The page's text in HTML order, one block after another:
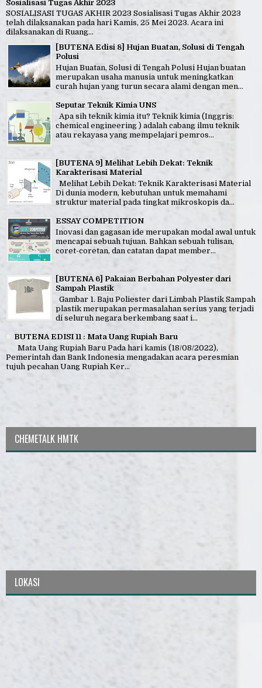
Sosialisasi Tugas Akhir 2023
SOSIALISASI TUGAS AKHIR 2023 Sosialisasi Tugas Akhir 2023
telah dilaksanakan pada hari Kamis, 25 Mei 2023. Acara ini
dilaksanakan di Ruang...
[BUTENA Edisi 8] Hujan Buatan, Solusi di Tengah
Polusi
Hujan Buatan, Solusi di Tengah Polusi Hujan buatan
merupakan usaha manusia untuk meningkatkan
curah hujan yang turun secara alami dengan men...
Seputar Teknik Kimia UNS
Apa sih teknik kimia itu? Teknik kimia (Inggris:
chemical engineering ) adalah cabang ilmu teknik
atau rekayasa yang mempelajari pemros...
[BUTENA 9] Melihat Lebih Dekat: Teknik
Karakterisasi Material
Melihat Lebih Dekat: Teknik Karakterisasi Material
Di dunia modern, kebutuhan untuk memahami
struktur material pada tingkat mikroskopis da...
ESSAY COMPETITION
Inovasi dan gagasan ide merupakan modal awal untuk
mencapai sebuah tujuan. Bahkan sebuah tulisan,
coret-coretan, dan catatan dapat member...
[BUTENA 6] Pakaian Berbahan Polyester dari
Sampah Plastik
Gambar 1. Baju Poliester dari Limbah Plastik Sampah
plastik merupakan permasalahan serius yang terjadi
di seluruh negara berkembang saat i...
BUTENA EDISI 11 : Mata Uang Rupiah Baru
Mata Uang Rupiah Baru Pada hari kamis (18/08/2022),
Pemerintah dan Bank Indonesia mengadakan acara peresmian
tujuh pecahan Uang Rupiah Ker...
CHEMETALK HMTK
LOKASI